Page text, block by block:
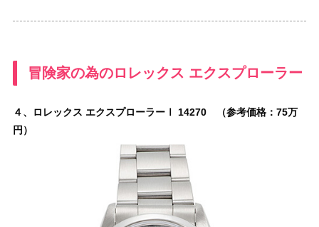
冒険家の為のロレックス エクスプローラー
４、ロレックス エクスプローラーⅠ 14270 （参考価格：75万
円）